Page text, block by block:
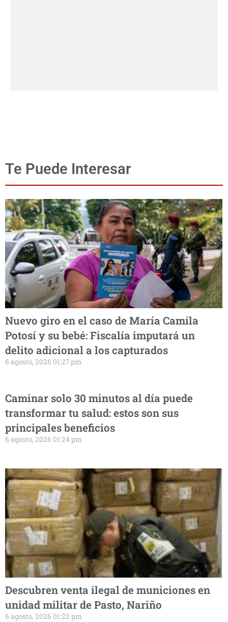
Te Puede Interesar
Nuevo giro en el caso de María Camila
Potosí y su bebé: Fiscalía imputará un
delito adicional a los capturados
6 agosto, 2026 01:27 pm
Caminar solo 30 minutos al día puede
transformar tu salud: estos son sus
principales beneficios
6 agosto, 2026 01:24 pm
Descubren venta ilegal de municiones en
unidad militar de Pasto, Nariño
6 agosto, 2026 01:22 pm